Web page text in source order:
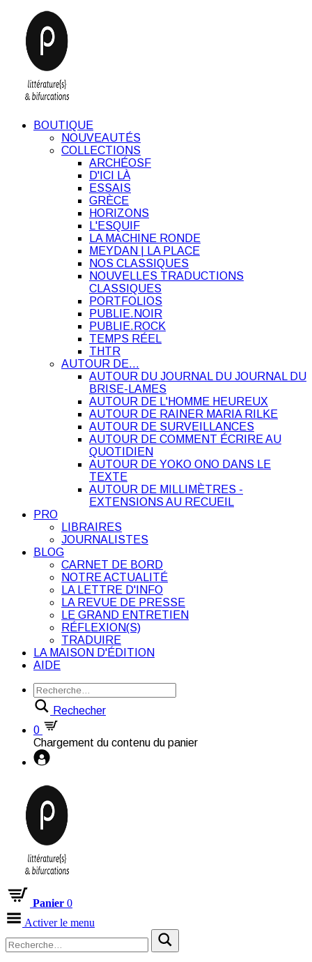
BOUTIQUE
NOUVEAUTÉS
COLLECTIONS
ARCHÉOSF
D'ICI LÀ
ESSAIS
GRÈCE
HORIZONS
L'ESQUIF
LA MACHINE RONDE
MEYDAN | LA PLACE
NOS CLASSIQUES
NOUVELLES TRADUCTIONS
CLASSIQUES
PORTFOLIOS
PUBLIE.NOIR
PUBLIE.ROCK
TEMPS RÉEL
THTR
AUTOUR DE…
AUTOUR DU JOURNAL DU JOURNAL DU
BRISE-LAMES
AUTOUR DE L'HOMME HEUREUX
AUTOUR DE RAINER MARIA RILKE
AUTOUR DE SURVEILLANCES
AUTOUR DE COMMENT ÉCRIRE AU
QUOTIDIEN
AUTOUR DE YOKO ONO DANS LE
TEXTE
AUTOUR DE MILLIMÈTRES -
EXTENSIONS AU RECUEIL
PRO
LIBRAIRES
JOURNALISTES
BLOG
CARNET DE BORD
NOTRE ACTUALITÉ
LA LETTRE D'INFO
LA REVUE DE PRESSE
LE GRAND ENTRETIEN
RÉFLEXION(S)
TRADUIRE
LA MAISON D'ÉDITION
AIDE
Rechecher
0
Chargement du contenu du panier
Panier 0
Activer le menu